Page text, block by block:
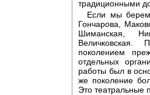
традиционными
Если мы
Гончарова,
Шиманская,
Величковская.
поколением
отдельных
работы был в
же поколение
Это театральные